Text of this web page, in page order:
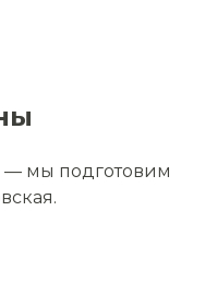
— мы подготовим